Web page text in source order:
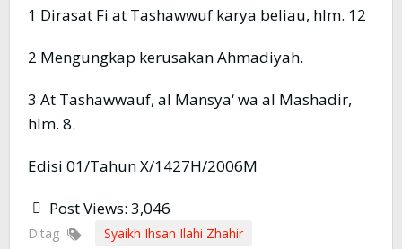
1 Dirasat Fi at Tashawwuf karya beliau, hlm. 12
2 Mengungkap kerusakan Ahmadiyah.
3 At Tashawwauf, al Mansya‘ wa al Mashadir,
hlm. 8.
Edisi 01/Tahun X/1427H/2006M
Post Views: 3,046
Ditag Syaikh Ihsan Ilahi Zhahir